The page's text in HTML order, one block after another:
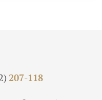
207-118